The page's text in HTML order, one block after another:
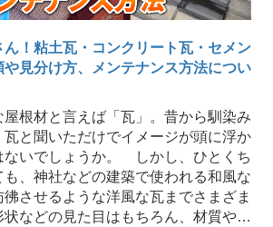
！粘土瓦・コンクリート瓦・セメン
や見分け方、メンテナンス方法につい
根材と言えば「瓦」。昔から馴染み
瓦と聞いただけでイメージが頭に浮か
ないでしょうか。 しかし、ひとくち
、神社などの建築で使われる和風な
させるような洋風な瓦までさまざま
状などの見た目はもちろん、材質や…